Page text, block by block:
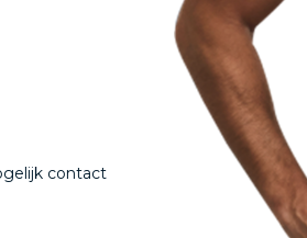
contact